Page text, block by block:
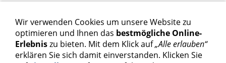
ZÜNDANLAGEN PROGRAMMIERBAR
Wir verwenden Cookies um unsere Website zu
optimieren und Ihnen das bestmögliche Online-
Erlebniszu bieten. Mit dem Klick auf„Alle erlauben“
erklären Sie sich damit einverstanden. Klicken Sie